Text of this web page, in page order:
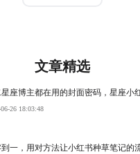
文章精选
座博主都在用的封面密码，星座小
26 18:03:48
到一，用对方法让小红书种草笔记的